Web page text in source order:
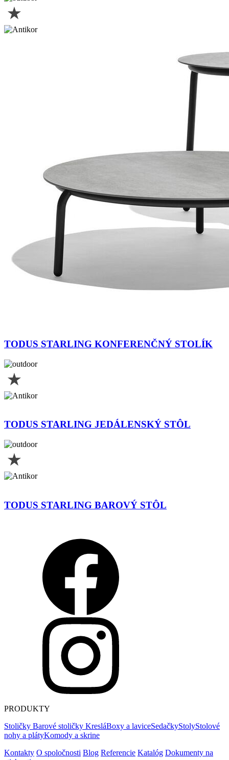
TODUS STARLING KONFERENČNÝ STOLÍK
TODUS STARLING JEDÁLENSKÝ STÔL
TODUS STARLING BAROVÝ STÔL
PRODUKTY
Stoličky Barové stoličky KresláBoxy a laviceSedačkyStolyStolové
nohy a plátyKomody a skrine
Kontakty O spoločnosti Blog Referencie Katalóg Dokumenty na